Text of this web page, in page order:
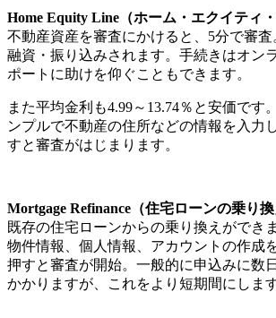
Home Equity Line（ホーム・エクイティ・
不動産資産を審査にかけると、5分で審
融資・振り込みされます。手続きはオン
ポートに助けを仰ぐこともできます。
また平均金利も4.99～13.74％と安価です
ンプルで不動産の住所などの情報を入力
すと審査がはじまります。
Mortgage Refinance（住宅ローンの乗り換
既存の住宅ローンからの乗り換えができ
物件情報、個人情報、アカウントの作成
押すと審査が開始。一般的に申込みに数
かかりますが、これをより短期間にします